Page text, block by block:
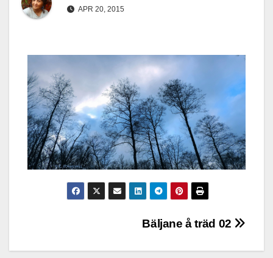
APR 20, 2015
Inläggsnavigering
Bäljane å träd 02